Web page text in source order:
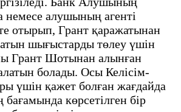
немесе алушының агенті
отырып, Грант қаражатынан
шығыстарды төлеу үшін
Грант Шотынан алынған
болады. Осы Келісім-
үшін қажет болған жағдайда
көрсетілген бір